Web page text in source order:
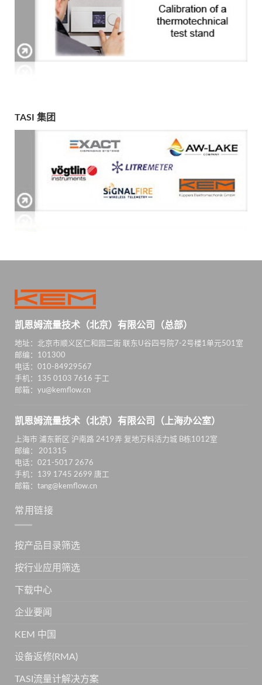
TASI 集团
凯恩姆流量技术（北京）有限公司（总部）
地址：北京市顺义区仁和园二街 联东U谷四号院7-2号楼1单元501室
邮编：101300
电话：010-84929567
手机：135 0103 7616 于工
邮箱：yu@kemflow.cn
凯恩姆流量技术（北京）有限公司（上海办公室）
上海市 浦东新区 沪南路 2419弄 复地万科活力城 B栋1012室
邮编： 201315
电话：021-5017 2676
手机：139 1745 2699 唐工
邮箱：tang@kemflow.cn
常用链接
按产品目录筛选
按行业应用筛选
下载中心
企业要闻
KEM 中国
设备返修(RMA)
TASI流量计解决方案